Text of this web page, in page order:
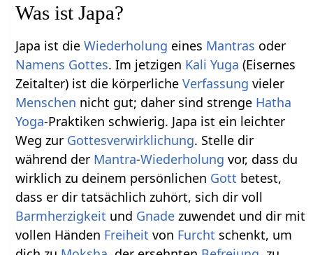
Was ist Japa?
Japa ist dieWiederholung eines Mantras oder
Namens Gottes. Im jetzigen Kali Yuga (Eisernes
Zeitalter) ist die körperlicheVerfassung vieler
Menschen nicht gut; daher sind strenge Hatha
Yoga-Praktiken schwierig. Japa ist ein leichter
Weg zur Gottesverwirklichung. Stelle dir
während der Mantra-Wiederholung vor, dass du
wirklich zu deinem persönlichen Gott betest,
dass er dir tatsächlich zuhört, sich dir voll
Barmherzigkeit und Gnade zuwendet und dir mit
vollen Händen Freiheit von Furcht schenkt, um